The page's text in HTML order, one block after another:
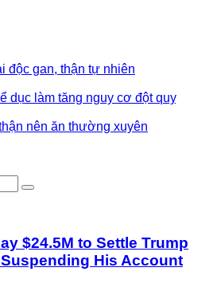
độc gan, thận tự nhiên
dục làm tăng nguy cơ đột quỵ
nên ăn thường xuyên
$24.5M to Settle Trump
His Account